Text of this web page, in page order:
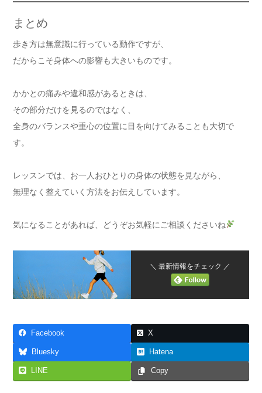
まとめ
歩き方は無意識に行っている動作ですが、
だからこそ身体への影響も大きいものです。
かかとの痛みや違和感があるときは、
その部分だけを見るのではなく、
全身のバランスや重心の位置に目を向けてみることも大切で
す。
レッスンでは、お一人おひとりの身体の状態を見ながら、
無理なく整えていく方法をお伝えしています。
気になることがあれば、どうぞお気軽にご相談くださいね
＼ 最新情報をチェック ／
Facebook X
Bluesky Hatena
LINE Copy